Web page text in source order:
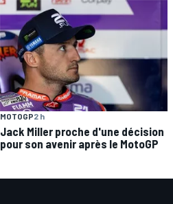
MOTOGP2 h
Jack Miller proche d'une décision
pour son avenir après le MotoGP